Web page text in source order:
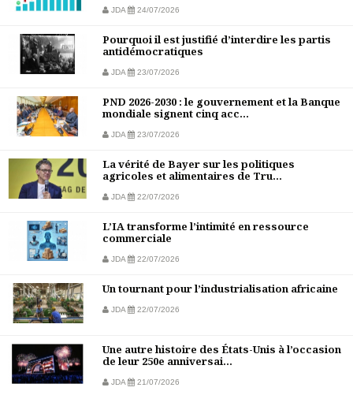
JDA 24/07/2026
Pourquoi il est justifié d’interdire les partis
antidémocratiques
JDA 23/07/2026
PND 2026-2030 : le gouvernement et la Banque
mondiale signent cinq acc...
JDA 23/07/2026
La vérité de Bayer sur les politiques
agricoles et alimentaires de Tru...
JDA 22/07/2026
L’IA transforme l’intimité en ressource
commerciale
JDA 22/07/2026
Un tournant pour l’industrialisation africaine
JDA 22/07/2026
Une autre histoire des États-Unis à l’occasion
de leur 250e anniversai...
JDA 21/07/2026